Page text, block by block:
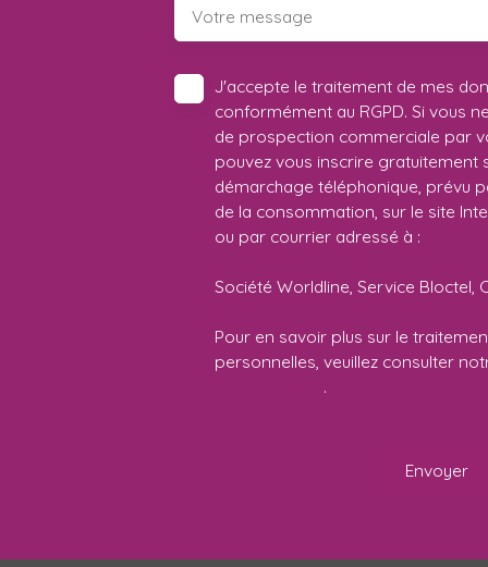
Votre message
J'accepte le traitement de mes
conformément au RGPD. Si vous
de prospection commerciale par
pouvez vous inscrire gratuitement
démarchage téléphonique, prévu
de la consommation, sur le site
ou par courrier adressé à :
Société Worldline, Service Bloctel,
Pour en savoir plus sur le
personnelles, veuillez consulter
.
Envoyer